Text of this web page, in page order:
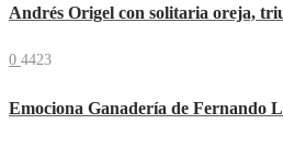
Andrés Origel con solitaria oreja,
0 4423
Emociona Ganadería de Fernando